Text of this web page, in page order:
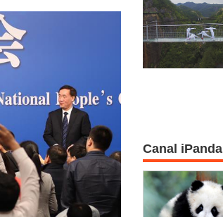
Canal iPanda